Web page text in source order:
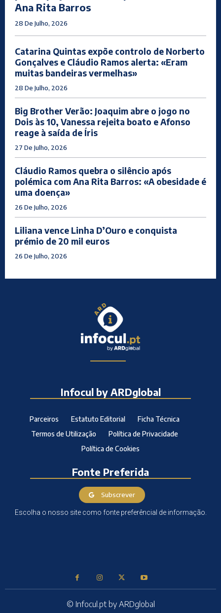
Ana Rita Barros
28 De Julho, 2026
Catarina Quintas expõe controlo de Norberto
Gonçalves e Cláudio Ramos alerta: «Eram
muitas bandeiras vermelhas»
28 De Julho, 2026
Big Brother Verão: Joaquim abre o jogo no
Dois às 10, Vanessa rejeita boato e Afonso
reage à saída de Íris
27 De Julho, 2026
Cláudio Ramos quebra o silêncio após
polémica com Ana Rita Barros: «A obesidade é
uma doença»
26 De Julho, 2026
Liliana vence Linha D’Ouro e conquista
prémio de 20 mil euros
26 De Julho, 2026
Infocul by ARDglobal
Parceiros Estatuto Editorial
Ficha Técnica
Termos de Utilização
Política de Privacidade
Política de Cookies
Fonte Preferida
Subscrever
Escolha o nosso site como fonte preferêncial de informação.
© Infocul.pt by ARDglobal